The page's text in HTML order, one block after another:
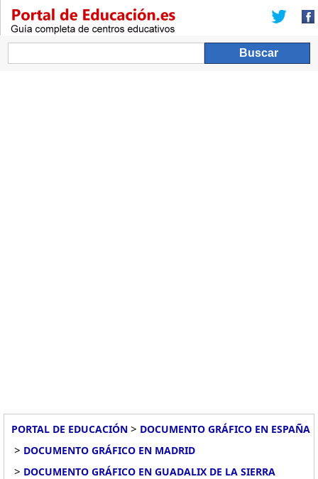
PORTAL DE EDUCACIÓN > DOCUMENTO GRÁFICO EN ESPAÑA
> DOCUMENTO GRÁFICO EN MADRID
> DOCUMENTO GRÁFICO EN GUADALIX DE LA SIERRA